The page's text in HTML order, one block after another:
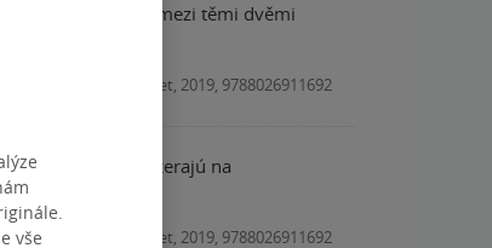
víc se prohlubuje mezi těmi dvěmi
On, Kniha, Baronet, 2019, 9788026911692
je to trápne a zazerajú na
On, Kniha, Baronet, 2019, 9788026911692
vše